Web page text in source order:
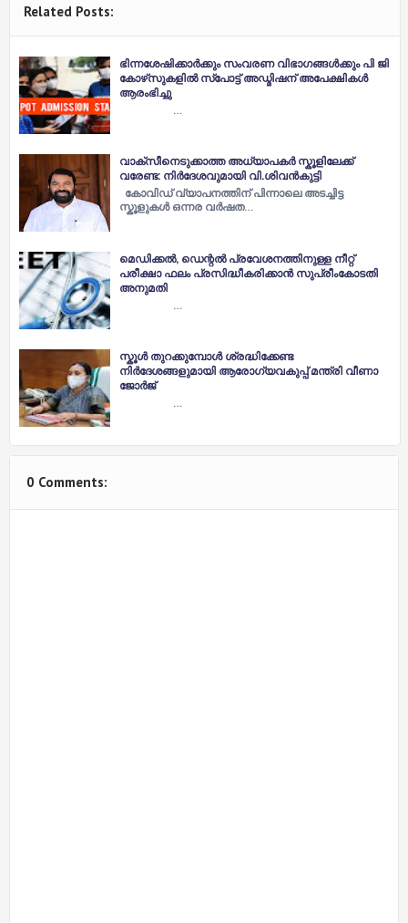
Related Posts:
ഭിന്നശേഷിക്കാര്‍ക്കും സംവരണ വിഭാഗങ്ങള്‍ക്കും പി ജി
കോഴ്‌സുകളില്‍ സ്‌പോട്ട് അഡ്മിഷന് അപേക്ഷികൾ
ആരംഭിച്ചു
…
വാക്സീനെടുക്കാത്ത അധ്യാപകർ സ്കൂളിലേക്ക്
വരേണ്ട: നിർദേശവുമായി വി.ശിവൻകുട്ടി
കോവിഡ് വ്യാപനത്തിന് പിന്നാലെ അടച്ചിട്ട
സ്കൂളുകൾ ഒന്നര വർഷത…
മെഡിക്കല്‍, ഡെന്റല്‍ പ്രവേശനത്തിനുള്ള നീറ്റ്
പരീക്ഷാ ഫലം പ്രസിദ്ധീകരിക്കാന്‍ സുപ്രീംകോടതി
അനുമതി
…
സ്കൂൾ തുറക്കുമ്പോൾ ശ്രദ്ധിക്കേണ്ട
നിർദേശങ്ങളുമായി ആരോഗ്യവകുപ്പ് മന്ത്രി വീണാ
ജോർജ്
…
0 Comments: